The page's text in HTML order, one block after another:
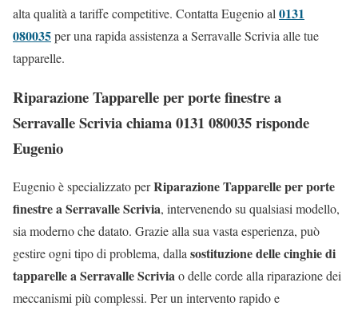
alta qualità a tariffe competitive. Contatta Eugenio al 0131
080035per una rapida assistenza a Serravalle Scrivia alle tue
tapparelle.
Riparazione Tapparelle per porte finestre a
Serravalle Scrivia chiama 0131 080035 risponde
Eugenio
Eugenio è specializzato perRiparazione Tapparelle per porte
finestre a Serravalle Scrivia, intervenendo su qualsiasi modello,
sia moderno che datato. Grazie alla sua vasta esperienza, può
gestire ogni tipo di problema, dallasostituzione delle cinghie di
tapparelle a Serravalle Scriviao delle corde alla riparazione dei
meccanismi più complessi. Per un intervento rapido e